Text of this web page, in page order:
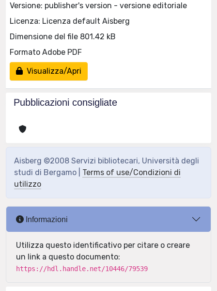
Versione: publisher's version - versione editoriale
Licenza: Licenza default Aisberg
Dimensione del file 801.42 kB
Formato Adobe PDF
Visualizza/Apri
Pubblicazioni consigliate
Aisberg ©2008 Servizi bibliotecari, Università degli
studi di Bergamo | Terms of use/Condizioni di
utilizzo
Informazioni
Utilizza questo identificativo per citare o creare
un link a questo documento:
https://hdl.handle.net/10446/79539